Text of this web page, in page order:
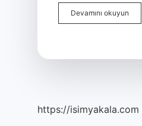
Devamını okuyun
En
https://isimyakala.com